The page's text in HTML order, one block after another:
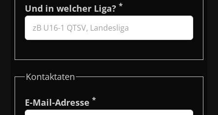
Und in welcher Liga? *
Kontaktaten
E-Mail-Adresse *